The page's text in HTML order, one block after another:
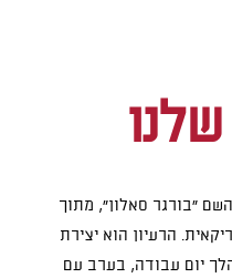
״בורגר סאלון״, מתוך
הרעיון הוא יצירת
יום עבודה, בערב עם